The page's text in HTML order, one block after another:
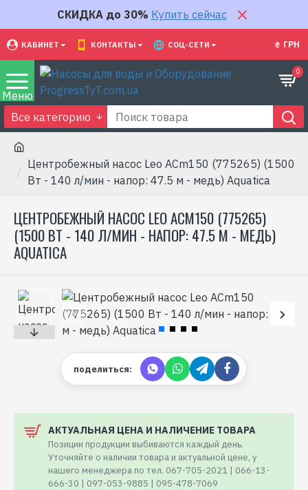
СКИДКА до 30% Купить сейчас
КАБИНЕТ КОНТАКТЫ СОЦ-СЕТИ ₴ ГРН
0
Все категорию
Центробежный насос Leo ACm150 (775265) (1500
Вт - 140 л/мин - напор: 47.5 м - медь) Aquatica
ЦЕНТРОБЕЖНЫЙ НАСОС LEO ACM150 (775265)
(1500 ВТ - 140 Л/МИН - НАПОР: 47.5 М - МЕДЬ)
AQUATICA
поделиться:
АКТУАЛЬНАЯ ЦЕНА И НАЛИЧЕНИЕ ТОВАРА
Позиции продукции выбиваются каждый день.
Уточняйте о наличии товара и актуальной цене, у
нашего менеджера по тел. 067-705-2021 | 066-13-
666-30 | 097-053-9885 | 095-478-7069